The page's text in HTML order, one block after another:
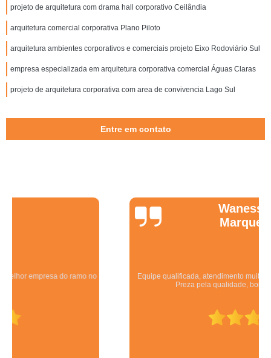
projeto de arquitetura com drama hall corporativo Ceilândia
arquitetura comercial corporativa Plano Piloto
arquitetura ambientes corporativos e comerciais projeto Eixo Rodoviário Sul
empresa especializada em arquitetura corporativa comercial Águas Claras
projeto de arquitetura corporativa com area de convivencia Lago Sul
Entre em contato
Wanessa
Marques
Equipe qualificada, atendimento muito pontual e de forma organizada.
Preza pela qualidade, bom gosto e preço justo.